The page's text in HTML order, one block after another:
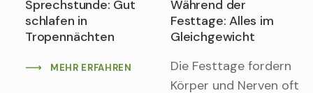
Sprechstunde: Gut
schlafen in
Tropennächten
MEHR ERFAHREN
Während der
Festtage: Alles im
Gleichgewicht
Die Festtage fordern
Körper und Nerven oft